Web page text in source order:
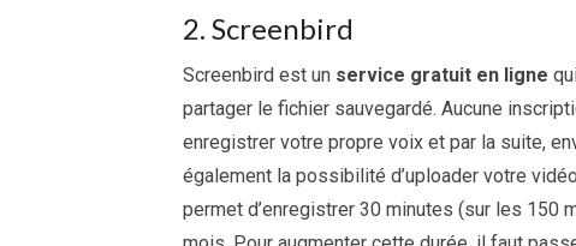
2. Screenbird
Screenbird est un service gratuit en ligne
partager le fichier sauvegardé. Aucune
enregistrer votre propre voix et par la suite,
également la possibilité d’uploader votre
permet d’enregistrer 30 minutes (sur les